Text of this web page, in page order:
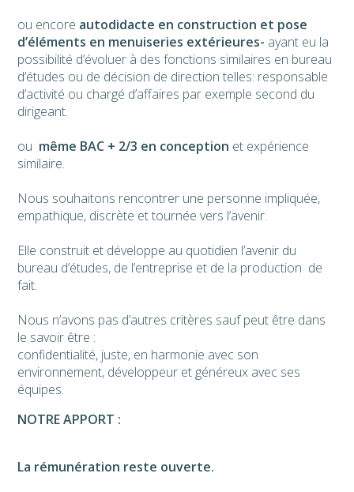
ou encore autodidacte en construction et pose
d’éléments en menuiseries extérieures- ayant eu la
possibilité d’évoluer à des fonctions similaires en bureau
d’études ou de décision de direction telles: responsable
d’activité ou chargé d’affaires par exemple second du
dirigeant.
ou même BAC + 2/3 en conception et expérience
similaire.
Nous souhaitons rencontrer une personne impliquée,
empathique, discrète et tournée vers l’avenir.
Elle construit et développe au quotidien l’avenir du
bureau d’études, de l’entreprise et de la production de
fait.
Nous n’avons pas d’autres critères sauf peut être dans
le savoir être :
confidentialité, juste, en harmonie avec son
environnement, développeur et généreux avec ses
équipes.
NOTRE APPORT :
La rémunération reste ouverte.